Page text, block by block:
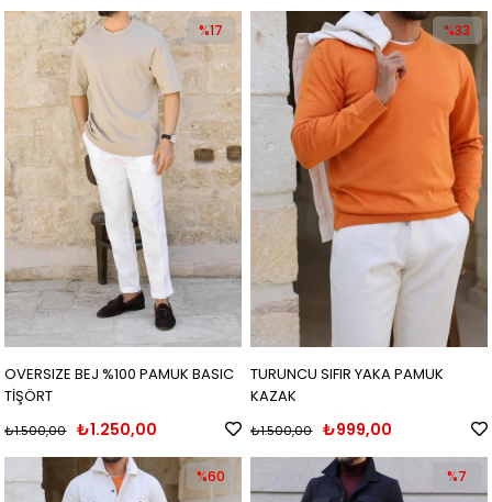
OVERSIZE BEJ %100 PAMUK BASIC
TİŞÖRT
₺1.250,00
₺1.500,00
%17
TURUNCU SIFIR YAKA PAMUK
KAZAK
₺999,00
₺1.500,00
%33
%60 %7